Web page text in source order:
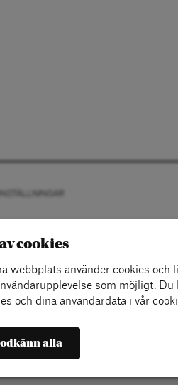
cookies
webbplats använder cookies
som möjligt.
och dina användardata i vår
alla